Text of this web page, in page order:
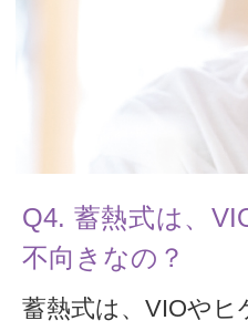
Q4. 蓄熱式は、
不向きなの？
蓄熱式は、VIOや